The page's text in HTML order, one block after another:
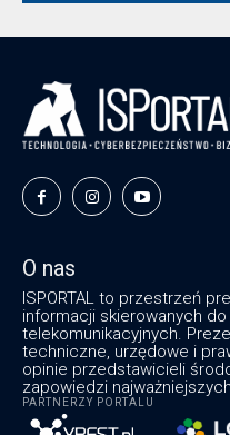
O nas
ISPORTAL to przestrzeń
informacji skierowanych
telekomunikacyjnych.
techniczne, urzędowe i
opinie przedstawicieli
zapowiedzi
PARTNERZY PORTALU